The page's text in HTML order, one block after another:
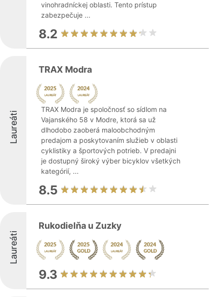
vinohradníckej oblasti. Tento prístup
zabezpečuje ...
8.2
Laureáti
TRAX Modra
TRAX Modra je spoločnosť so sídlom na
Vajanského 58 v Modre, ktorá sa už
dlhodobo zaoberá maloobchodným
predajom a poskytovaním služieb v oblasti
cyklistiky a športových potrieb. V predajni
je dostupný široký výber bicyklov všetkých
kategórií, ...
8.5
Laureáti
Rukodielňa u Zuzky
9.3